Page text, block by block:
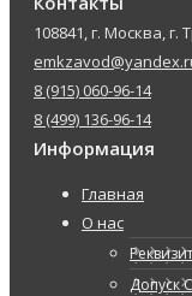
108841, г. Москва,
8 (915) 060-96-14
8 (499) 136-96-14
Информация
Главная
О нас
Допуск